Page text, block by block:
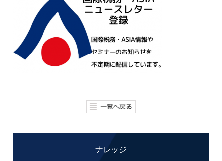
ナレッジ